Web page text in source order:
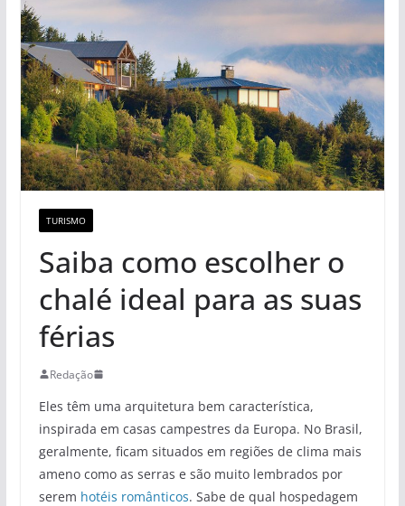
TURISMO
Saiba como escolher o
chalé ideal para as suas
férias
Redação
Eles têm uma arquitetura bem característica,
inspirada em casas campestres da Europa. No Brasil,
geralmente, ficam situados em regiões de clima mais
ameno como as serras e são muito lembrados por
serem hotéis românticos. Sabe de qual hospedagem